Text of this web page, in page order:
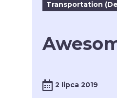
Transportation
2 lipca 2019